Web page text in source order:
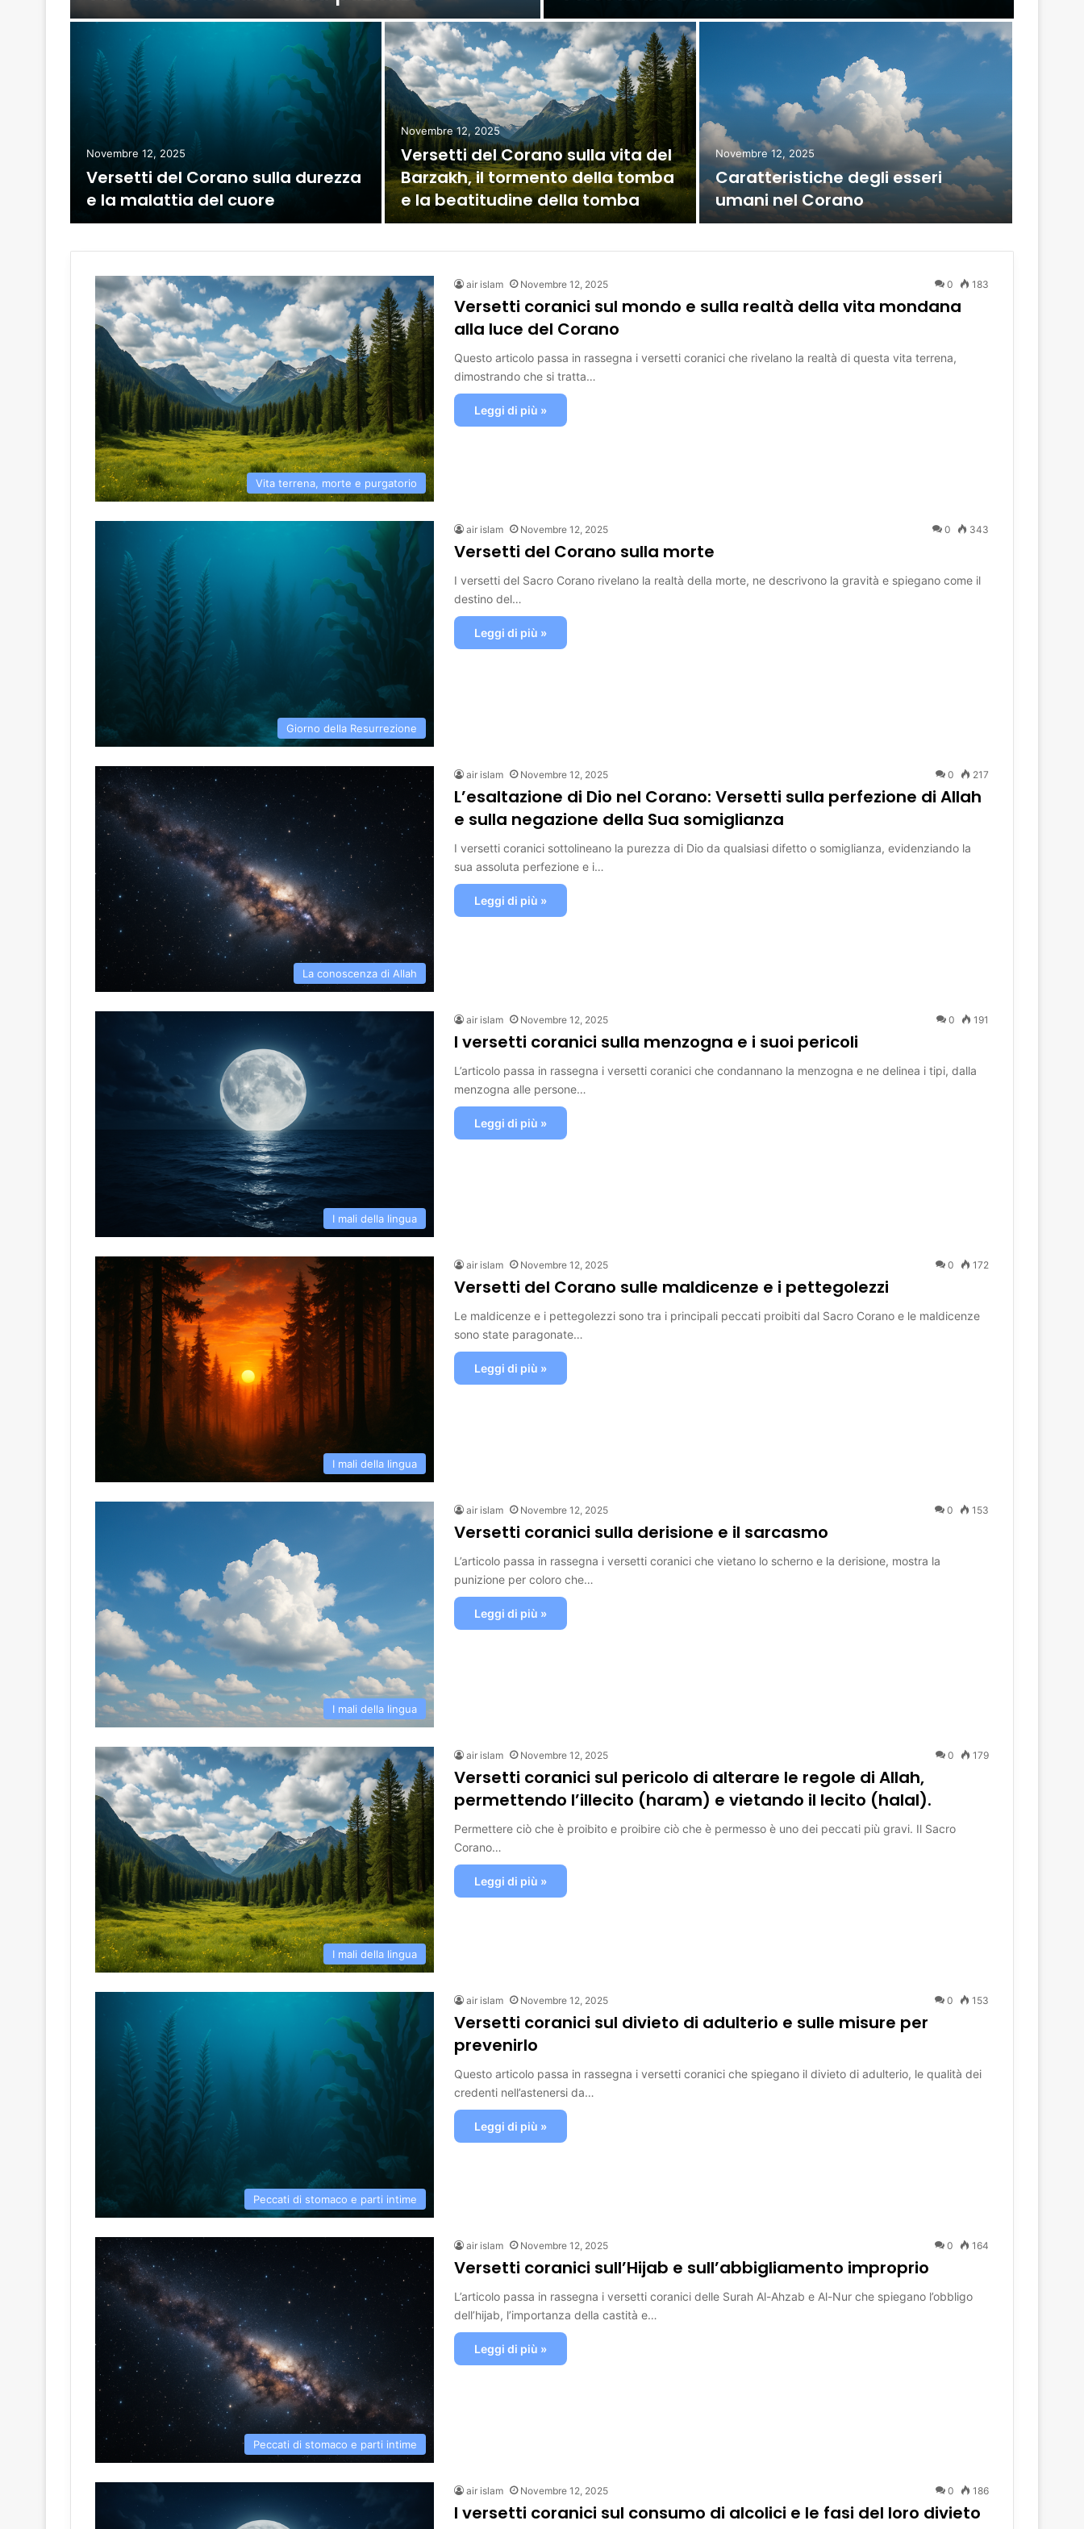
Novembre 12, 2025
Versetti del Corano sulla durezza
e la malattia del cuore
Novembre 12, 2025
Versetti del Corano sulla vita del
Barzakh, il tormento della tomba
e la beatitudine della tomba
Novembre 12, 2025
Caratteristiche degli esseri
umani nel Corano
Vita terrena, morte e purgatorio
air islam Novembre 12, 2025 0 183
Versetti coranici sul mondo e sulla realtà della vita mondana
alla luce del Corano
Questo articolo passa in rassegna i versetti coranici che rivelano la realtà di questa vita terrena,
dimostrando che si tratta…
Leggi di più »
Giorno della Resurrezione
air islam Novembre 12, 2025 0 343
Versetti del Corano sulla morte
I versetti del Sacro Corano rivelano la realtà della morte, ne descrivono la gravità e spiegano come il
destino del…
Leggi di più »
La conoscenza di Allah
air islam Novembre 12, 2025 0 217
L’esaltazione di Dio nel Corano: Versetti sulla perfezione di Allah
e sulla negazione della Sua somiglianza
I versetti coranici sottolineano la purezza di Dio da qualsiasi difetto o somiglianza, evidenziando la
sua assoluta perfezione e i…
Leggi di più »
I mali della lingua
air islam Novembre 12, 2025 0 191
I versetti coranici sulla menzogna e i suoi pericoli
L’articolo passa in rassegna i versetti coranici che condannano la menzogna e ne delinea i tipi, dalla
menzogna alle persone…
Leggi di più »
I mali della lingua
air islam Novembre 12, 2025 0 172
Versetti del Corano sulle maldicenze e i pettegolezzi
Le maldicenze e i pettegolezzi sono tra i principali peccati proibiti dal Sacro Corano e le maldicenze
sono state paragonate…
Leggi di più »
I mali della lingua
air islam Novembre 12, 2025 0 153
Versetti coranici sulla derisione e il sarcasmo
L’articolo passa in rassegna i versetti coranici che vietano lo scherno e la derisione, mostra la
punizione per coloro che…
Leggi di più »
I mali della lingua
air islam Novembre 12, 2025 0 179
Versetti coranici sul pericolo di alterare le regole di Allah,
permettendo l’illecito (haram) e vietando il lecito (halal).
Permettere ciò che è proibito e proibire ciò che è permesso è uno dei peccati più gravi. Il Sacro
Corano…
Leggi di più »
Peccati di stomaco e parti intime
air islam Novembre 12, 2025 0 153
Versetti coranici sul divieto di adulterio e sulle misure per
prevenirlo
Questo articolo passa in rassegna i versetti coranici che spiegano il divieto di adulterio, le qualità dei
credenti nell’astenersi da…
Leggi di più »
Peccati di stomaco e parti intime
air islam Novembre 12, 2025 0 164
Versetti coranici sull’Hijab e sull’abbigliamento improprio
L’articolo passa in rassegna i versetti coranici delle Surah Al-Ahzab e Al-Nur che spiegano l’obbligo
dell’hijab, l’importanza della castità e…
Leggi di più »
air islam Novembre 12, 2025 0 186
I versetti coranici sul consumo di alcolici e le fasi del loro divieto